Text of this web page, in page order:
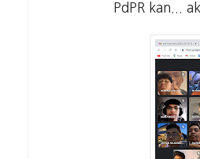
PdPR kan...